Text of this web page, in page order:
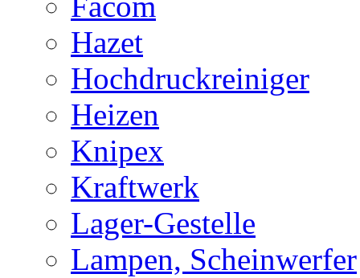
Hazet
Hochdruckreiniger
Heizen
Knipex
Kraftwerk
Lager-Gestelle
Lampen, Scheinwerfer